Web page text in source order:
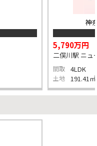
神
5,790万円
二俣川駅 ニュ
間取 4LDK
土地 191.41㎡